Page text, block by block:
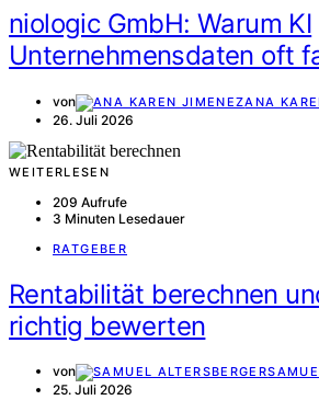
niologic GmbH: Warum KI
Unternehmensdaten oft
von ANA
26. Juli 2026
WEITERLESEN
209 Aufrufe
3 Minuten Lesedauer
RATGEBER
Rentabilität berechnen
richtig bewerten
von
25. Juli 2026